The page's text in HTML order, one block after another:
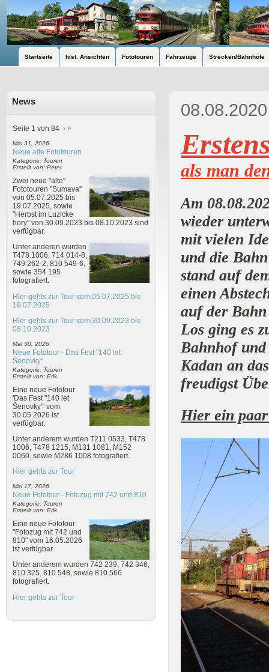
Startseite hist. Ansichten Fototouren Fahrzeuge Strecken/Bahnhöfe
News
Seite 1 von 84 › »
Mai 31, 2026
Neue alte Fototouren
Kategorie: Touren
Erstellt von: Peter
Zwei neue "alte"
Fototouren "Sumava"
von 05.07.2025 bis
19.07.2025, sowie
"Herbst im Luzicke
hory" von 30.09.2023 bis 08.10.2023 sind
verfügbar.
Unter anderen wurden
T478.1006, 714 014-8,
749 262-2, 810 549-6,
sowie 354 195
fotografiert.
Hier gehts zur Tour vom 05.07.2025 bis
19.07.2025
Hier gehts zur Tour vom 30.09.2023 bis
08.10.2023
Mai 30, 2026
Neue Fototour - Das Fest "140 let
Šenovky"
Kategorie: Touren
Erstellt von: Erik
Eine neue Fototour
'Das Fest "140 let
Šenovky"' vom
30.05.2026 ist
verfügbar.
Unter anderem wurden T211 0533, T478
1006, T478 1215, M131 1081, M152
0060, sowie M286 1008 fotografiert.
Hier gehts zur Tour
Mai 17, 2026
Neue Fototour - Fotozug mit 742 und 810
Kategorie: Touren
Erstellt von: Erik
Eine neue Fototour
"Fotozug mit 742 und
810" vom 16.05.2026
ist verfügbar.
Unter anderem wurden 742 239, 742 346,
810 325, 810 548, sowie 810 566
fotografiert.
Hier gehts zur Tour
08.08.2020
als man
Am
wieder
mit vielen
und die
stand auf
einen
auf der
Los ging es
Bahnhof
Kadan an
freudigst
Hier ein